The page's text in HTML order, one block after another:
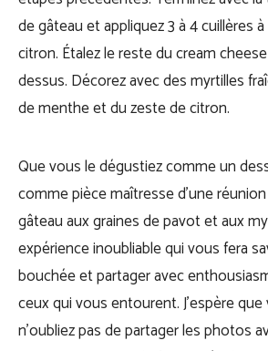
de gâteau et appliquez 3 à 4 cuillères
citron. Étalez le reste du cream
dessus. Décorez avec des myrtilles
de menthe et du zeste de citron.
Que vous le dégustiez comme un
comme pièce maîtresse d’une
gâteau aux graines de pavot et aux
expérience inoubliable qui vous fera
bouchée et partager avec
ceux qui vous entourent. J’espère que
n’oubliez pas de partager les photos